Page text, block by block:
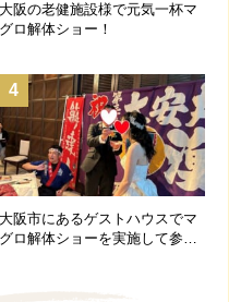
大阪の老健施設様で元気一杯マ
グロ解体ショー！
4
大阪市にあるゲストハウスでマ
グロ解体ショーを実施して参り